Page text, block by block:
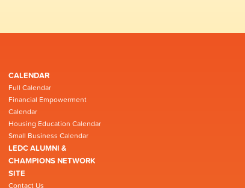
CALENDAR
Full Calendar
Financial Empowerment
Calendar
Housing Education Calendar
Small Business Calendar
LEDC ALUMNI &
CHAMPIONS NETWORK
SITE
Contact Us